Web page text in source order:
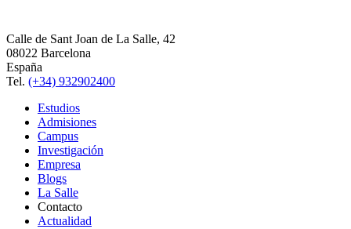
Calle de Sant Joan de La Salle, 42
08022 Barcelona
España
Tel. (+34) 932902400
Estudios
Admisiones
Campus
Investigación
Empresa
Blogs
La Salle
Contacto
Actualidad